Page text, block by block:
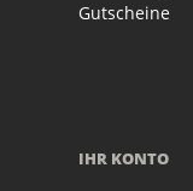
Gutscheine
IHR KONTO